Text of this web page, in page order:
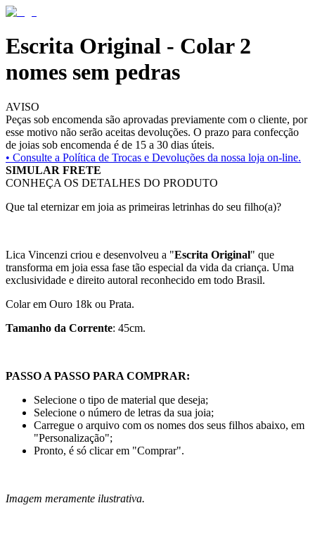
Escrita Original - Colar 2
nomes sem pedras
AVISO
Peças sob encomenda são aprovadas previamente com o cliente, por
esse motivo não serão aceitas devoluções. O prazo para confecção
de joias sob encomenda é de 15 a 30 dias úteis.
• Consulte a Política de Trocas e Devoluções da nossa loja on-line.
SIMULAR FRETE
CONHEÇA OS DETALHES DO PRODUTO
Que tal eternizar em joia as primeiras letrinhas do seu filho(a)?
Lica Vincenzi criou e desenvolveu a "Escrita Original" que
transforma em joia essa fase tão especial da vida da criança. Uma
exclusividade e direito autoral reconhecido em todo Brasil.
Colar em Ouro 18k ou Prata.
Tamanho da Corrente: 45cm.
PASSO A PASSO PARA COMPRAR:
Selecione o tipo de material que deseja;
Selecione o número de letras da sua joia;
Carregue o arquivo com os nomes dos seus filhos abaixo, em
"Personalização";
Pronto, é só clicar em "Comprar".
Imagem meramente ilustrativa.